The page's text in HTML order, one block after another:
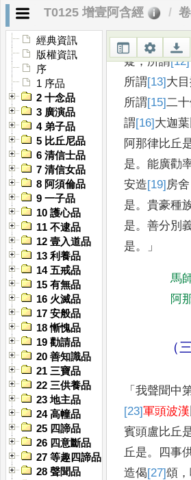
T0125 增壹阿含經
經典資訊
版權資訊
序
1 序品
2 十念品
3 廣演品
4 弟子品
5 比丘尼品
6 清信士品
7 清信女品
8 阿須倫品
9 一子品
10 護心品
11 不逮品
12 壹入道品
13 利養品
14 五戒品
15 有無品
16 火滅品
17 安般品
18 慚愧品
19 勸請品
20 善知識品
21 三寶品
22 三供養品
23 地主品
24 高幢品
25 四諦品
26 四意斷品
27 等趣四諦品
28 聲聞品
「我聲聞中
疑，所謂[12]
所謂[13]大
所謂[15]二
謂[16]大迦葉
阿那律比丘
是。能廣勸
安造[19]房舍
是。貴豪種
是。善分別
是。」
馬
阿
（
「我聲聞中
[23]軍頭波漢
賓頭盧比丘
丘是。 四事
造偈[27]頌 ，